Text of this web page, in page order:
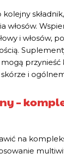
włosów.
i włosów,
przynieść
i
–
na